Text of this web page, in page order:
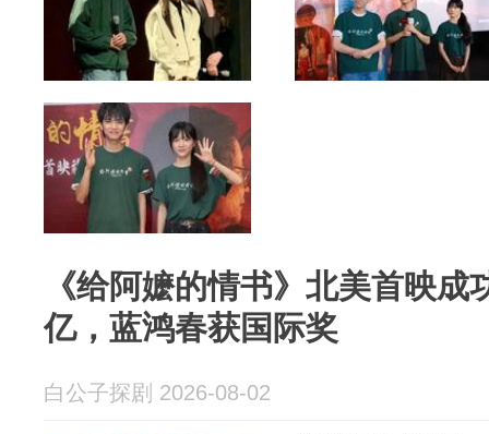
《给阿嬷的情书》北美首映成
亿，蓝鸿春获国际奖
白公子探剧 2026-08-02